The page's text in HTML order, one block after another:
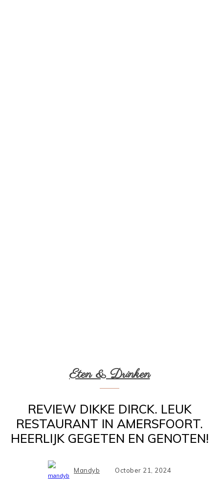
Eten & Drinken
REVIEW DIKKE DIRCK. LEUK
RESTAURANT IN AMERSFOORT.
HEERLIJK GEGETEN EN GENOTEN!
Mandyb October 21, 2024